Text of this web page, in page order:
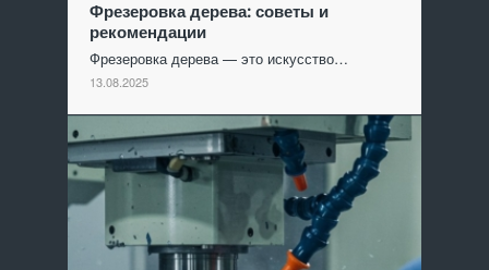
Фрезеровка дерева: советы и
рекомендации
Фрезеровка дерева — это искусство…
13.08.2025